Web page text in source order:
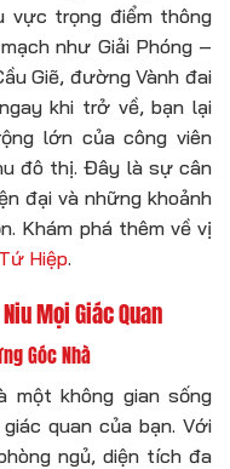
vực trọng điểm thông
như Giải Phóng –
Giẽ, đường Vành đai
khi trở về, bạn lại
lớn của công viên
đô thị. Đây là sự cân
đại và những khoảnh
Khám phá thêm về vị
Hiệp.
Mọi Giác Quan
Góc Nhà
một không gian sống
quan của bạn. Với
ngủ, diện tích đa